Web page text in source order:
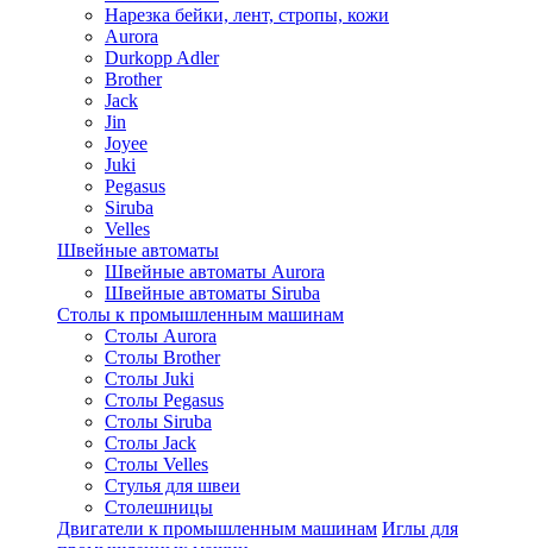
Нарезка бейки, лент, стропы, кожи
Aurora
Durkopp Adler
Brother
Jack
Jin
Joyee
Juki
Pegasus
Siruba
Velles
Швейные автоматы
Швейные автоматы Aurora
Швейные автоматы Siruba
Столы к промышленным машинам
Столы Aurora
Столы Brother
Столы Juki
Столы Pegasus
Столы Siruba
Столы Jack
Столы Velles
Стулья для швеи
Столешницы
Двигатели к промышленным машинам Иглы для